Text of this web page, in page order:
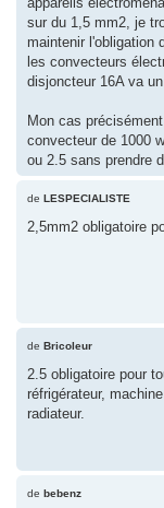
sur du 1,5 mm2, je
maintenir l'obligation
les convecteurs
disjoncteur 16A va
Mon cas
convecteur de 1000
ou 2.5 sans prendre
de LESPECIALISTE
2,5mm2 obligatoire
de Bricoleur
2.5 obligatoire pour
réfrigérateur,
radiateur.
de bebenz